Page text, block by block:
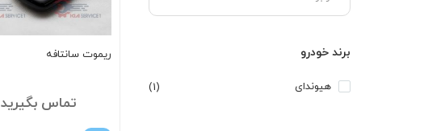
برند خودرو
هیوندای (1)
ریموت سانتافه
تماس بگیرید